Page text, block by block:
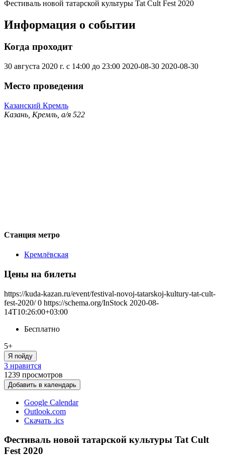
Фестиваль новой татарской культуры Tat Cult Fest 2020
Информация о событии
Когда проходит
30 августа 2020 г. с 14:00 до 23:00 2020-08-30 2020-08-30
Место проведения
Казанский Кремль
Казань, Кремль, а/я 522
Станция метро
Кремлёвская
Цены на билеты
https://kuda-kazan.ru/event/festival-novoj-tatarskoj-kultury-tat-cult-
fest-2020/ 0 https://schema.org/InStock 2020-08-
14T10:26:00+03:00
Бесплатно
5+
Я пойду
3 нравится
1239 просмотров
Добавить в календарь
Google Calendar
Outlook.com
Скачать .ics
Фестиваль новой татарской культуры Tat Cult
Fest 2020